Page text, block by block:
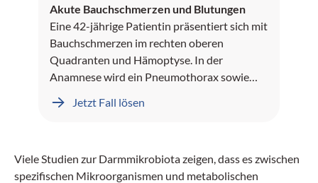
Akute Bauchschmerzen und Blutungen
Eine 42-jährige Patientin präsentiert sich mit
Bauchschmerzen im rechten oberen
Quadranten und Hämoptyse. In der
Anamnese wird ein Pneumothorax sowie
Jetzt Fall lösen
Viele Studien zur Darmmikrobiota zeigen, dass es zwischen
spezifischen Mi­kroorganismen und metabolischen